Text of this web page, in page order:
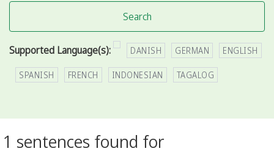
Search
Supported Language(s): DANISH GERMAN ENGLISH
SPANISH FRENCH INDONESIAN TAGALOG
1 sentences found for